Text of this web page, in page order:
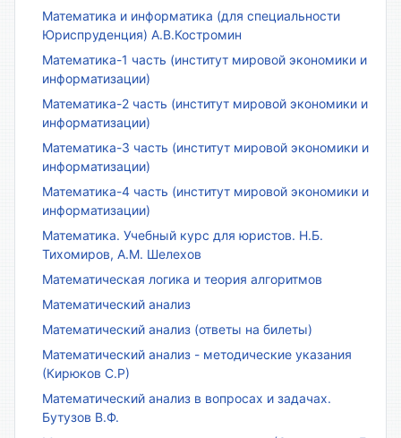
Математика и информатика (для специальности
Юриспруденция) А.В.Костромин
Математика-1 часть (институт мировой экономики и
информатизации)
Математика-2 часть (институт мировой экономики и
информатизации)
Математика-3 часть (институт мировой экономики и
информатизации)
Математика-4 часть (институт мировой экономики и
информатизации)
Математика. Учебный курс для юристов. Н.Б.
Тихомиров, А.М. Шелехов
Математическая логика и теория алгоритмов
Математический анализ
Математический анализ (ответы на билеты)
Математический анализ - методические указания
(Кирюков С.Р)
Математический анализ в вопросах и задачах.
Бутузов В.Ф.